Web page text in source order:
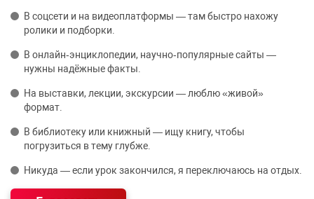
В соцсети и на видеоплатформы — там быстро нахожу
ролики и подборки.
В онлайн‑энциклопедии, научно‑популярные сайты —
нужны надёжные факты.
На выставки, лекции, экскурсии — люблю «живой»
формат.
В библиотеку или книжный — ищу книгу, чтобы
погрузиться в тему глубже.
Никуда — если урок закончился, я переключаюсь на отдых.